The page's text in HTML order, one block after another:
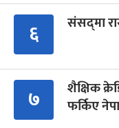
६ संसद्‍मा
७
शैक्षिक
फर्किए